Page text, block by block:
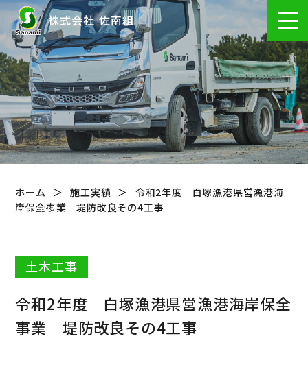
株式会社 佐南組
施工実績
ホーム 施工実績
令和2年度 白塚漁港県営漁港海
岸保全事業 堤防改良その4工事
土木工事
令和2年度 白塚漁港県営漁港海岸保全
事業 堤防改良その4工事